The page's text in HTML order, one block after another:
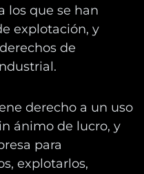
los que se han
explotación, y
de
derecho a un uso
ánimo de lucro, y
para
explotarlos,